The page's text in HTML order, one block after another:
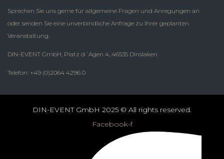
Sprechen Sie uns gerne für allgemeine Fragen und Anregungen an
oder senden Sie eine unverbindliche Anfrage zu Ihrer geplanten
Veranstaltung.
DIN-EVENT GmbH, Platz d´Agen 4, 46535 Dinslaken
Telefon: +49 (0)2064 4296 0
DIN-EVENT GmbH 2025 © All rights reserved.
Facebook-f